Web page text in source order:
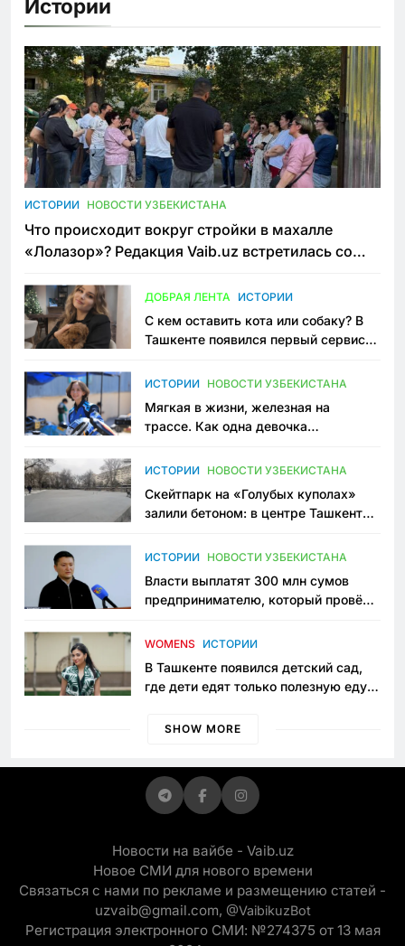
Истории
ИСТОРИИ НОВОСТИ УЗБЕКИСТАНА
Что происходит вокруг стройки в махалле
«Лолазор»? Редакция Vaib.uz встретилась со
ДОБРАЯ ЛЕНТА ИСТОРИИ
С кем оставить кота или собаку? В
Ташкенте появился первый сервис
ИСТОРИИ НОВОСТИ УЗБЕКИСТАНА
Мягкая в жизни, железная на
трассе. Как одна девочка
Узбекистане
ИСТОРИИ НОВОСТИ УЗБЕКИСТАНА
Скейтпарк на «Голубых куполах»
залили бетоном: в центре Ташкента
пространство
ИСТОРИИ НОВОСТИ УЗБЕКИСТАНА
Власти выплатят 300 млн сумов
предпринимателю, который провёл
приговору
WOMENS ИСТОРИИ
В Ташкенте появился детский сад,
где дети едят только полезную еду.
просить «кашу без сахара»
SHOW MORE
Новости на вайбе - Vaib.uz
Новое СМИ для нового времени
Связаться с нами по рекламе и размещению статей -
uzvaib@gmail.com, @VaibikuzBot
Регистрация электронного СМИ: №274375 от 13 мая